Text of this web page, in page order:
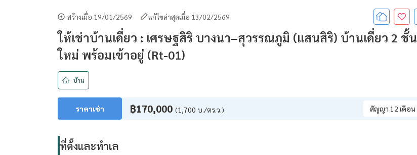
สร้างเมื่อ 19/01/2569 แก้ไขล่าสุดเมื่อ 13/02/2569
ให้เช่าบ้านเดี่ยว : เศรษฐสิริ บางนา–สุวรรณภูมิ (แสนสิริ) บ้านเดี่ยว 2 ชั้น
ใหม่ พร้อมเข้าอยู่ (Rt-01)
บ้าน
ราคาเช่า ฿170,000 (1,700 บ./ตร.ว.) สัญญา 12 เดือน
ที่ตั้งและทำเล